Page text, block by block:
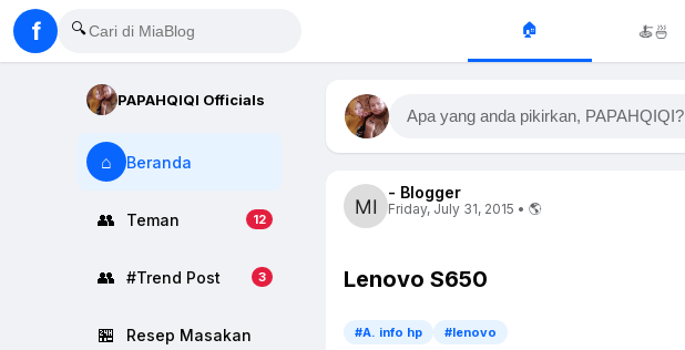
f 🔍 🏠 🍝🍜
PAPAHQIQI Officials
⌂ Beranda
👥 Teman 12
👥 #Trend Post 3
🏪 Resep Masakan
Apa yang anda pikirkan, PAPAHQIQI?
- Blogger
Friday, July 31, 2015 • 🌎
Lenovo S650
#A. info hp #lenovo